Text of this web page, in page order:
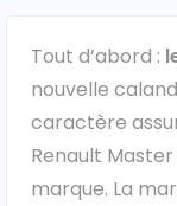
Peugeot
Renault
Tout d’abord :
nouvelle
caractère
Renault
marque. La